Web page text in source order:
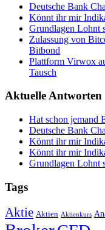
Deutsche Bank
Könnt ihr mir
Grundlagen Lohnt
Zulassung von
Bitbond
Plattform Virwox
Tausch
Aktuelle Antworten
Hat schon jemand
Deutsche Bank
Könnt ihr mir
Könnt ihr mir
Grundlagen Lohnt
Tags
Aktie Aktien Aktienkurs